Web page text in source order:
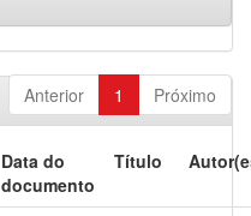
Anterior 1 Próximo
Data do
documento
Título